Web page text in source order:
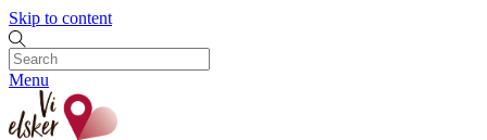
Skip to content
Menu